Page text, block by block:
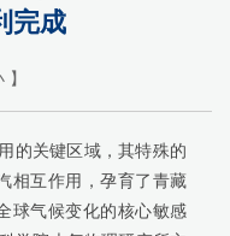
完成
】
关键区域，其特殊的
相互作用，孕育了青藏
球气候变化的核心敏感